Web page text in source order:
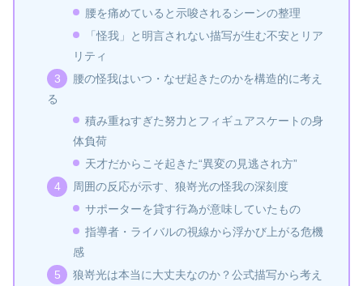
腰を痛めていると示唆されるシーンの整理
「怪我」と明言されない描写が生む不安とリア
リティ
腰の怪我はいつ・なぜ起きたのかを構造的に考え
る
積み重ねすぎた努力とフィギュアスケートの身
体負荷
天才だからこそ起きた“異変の見逃され方”
周囲の反応が示す、狼嵜光の怪我の深刻度
サポーターを貸す行為が意味していたもの
指導者・ライバルの視線から浮かび上がる危機
感
狼嵜光は本当に大丈夫なのか？公式描写から考え